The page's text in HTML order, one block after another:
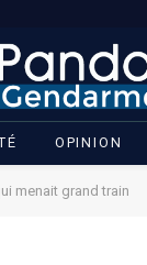
OPINION
menait grand train